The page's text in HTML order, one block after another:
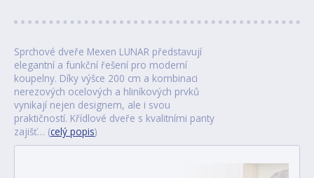
Sprchové dveře Mexen LUNAR představují
elegantní a funkční řešení pro moderní
koupelny. Díky výšce 200 cm a kombinaci
nerezových ocelových a hliníkových prvků
vynikají nejen designem, ale i svou
praktičností. Křídlové dveře s kvalitními panty
zajišť… (celý popis)